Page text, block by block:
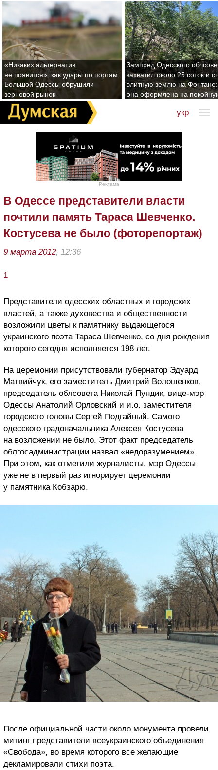
«Никаких альтернатив
не появится»: как удары по портам
Большой Одессы обрушили
зерновой рынок
Зампред Одесского
захватил около 25 соток и
элитную землю на Фонтане:
она оформлена на
укр
Реклама
В Одессе представители власти
почтили память Тараса Шевченко.
Костусева не было (фоторепортаж)
9 марта 2012, 12:36
1
Представители одесских областных и городских
властей, а также духовества и общественности
возложили цветы к памятнику выдающегося
украинского поэта Тараса Шевченко, со дня рождения
которого сегодня исполняется 198 лет.
На церемонии присутствовали губернатор Эдуард
Матвийчук, его заместитель Дмитрий Волошенков,
председатель облсовета Николай Пундик, вице-мэр
Одессы Анатолий Орловский и и.о. заместителя
городского головы Сергей Подгайный. Самого
одесского градоначальника Алексея Костусева
на возложении не было. Этот факт председатель
облгосадминистрации назвал «недоразумением».
При этом, как отметили журналисты, мэр Одессы
уже не в первый раз игнорирует церемонии
у памятника Кобзарю.
После официальной части около монумента провели
митинг представители всеукраинского объединения
«Свобода», во время которого все желающие
декламировали стихи поэта.